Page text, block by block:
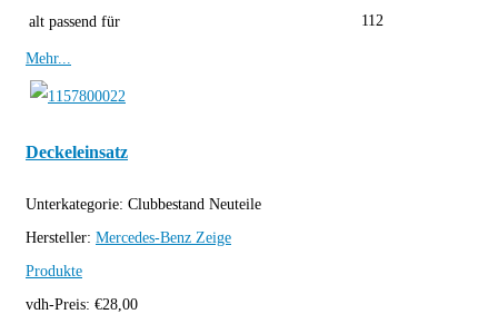
alt passend für
112
Mehr...
Deckeleinsatz
Unterkategorie: Clubbestand Neuteile
Hersteller: Mercedes-Benz Zeige
Produkte
vdh-Preis: €28,00